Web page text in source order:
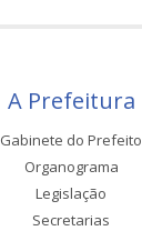
A Prefeitura
Gabinete do Prefeito
Organograma
Legislação
Secretarias